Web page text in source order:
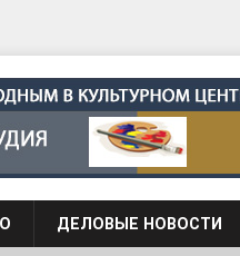
ДЕЛОВЫЕ НОВОСТИ